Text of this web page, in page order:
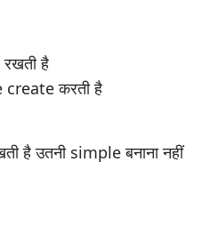
है
करती है
है उतनी simple बनाना नहीं